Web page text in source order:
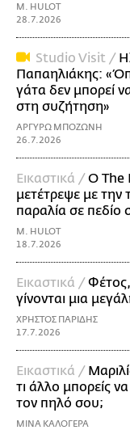
M. HULOT
28.7.2026
Studio Visit /
Παπαηλιάκης:
γάτα δεν μπορεί
στη συζήτηση»
ΑΡΓΥΡΩ ΜΠΟΖΩΝΗ
26.7.2026
Εικαστικά /Ο The
μετέτρεψε με την
παραλία σε πεδίο
M. HULOT
18.7.2026
Εικαστικά /
γίνονται μια
ΧΡΗΣΤΟΣ ΠΑΡΙΔΗΣ
17.7.2026
Εικαστικά /
τι άλλο μπορείς
τον πηλό σου;
ΜΙΝΑ ΚΑΛΟΓΕΡΑ